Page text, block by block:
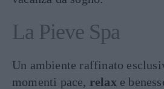
La Pieve Spa
Un ambiente raffinato
momenti pace, relax e